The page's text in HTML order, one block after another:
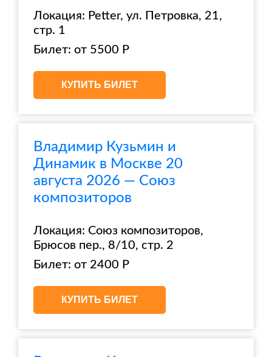
Локация: Petter, ул. Петровка, 21,
стр. 1
Билет: от 5500 Р
КУПИТЬ БИЛЕТ
Владимир Кузьмин и
Динамик в Москве 20
августа 2026 — Союз
композиторов
Локация: Союз композиторов,
Брюсов пер., 8/10, стр. 2
Билет: от 2400 Р
КУПИТЬ БИЛЕТ